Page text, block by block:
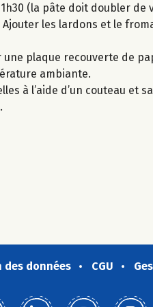
(la pâte doit doubler de
les lardons et le
plaque recouverte de
ambiante.
à l’aide d’un couteau et
données CGU